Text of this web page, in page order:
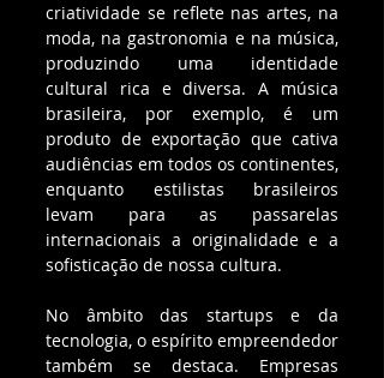
criatividade se reflete nas artes, na
moda, na gastronomia e na música,
produzindo uma identidade
cultural rica e diversa. A música
brasileira, por exemplo, é um
produto de exportação que cativa
audiências em todos os continentes,
enquanto estilistas brasileiros
levam para as passarelas
internacionais a originalidade e a
sofisticação de nossa cultura.
No âmbito das startups e da
tecnologia, o espírito empreendedor
também se destaca. Empresas